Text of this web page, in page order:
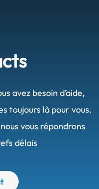
avez besoin d’aide,
toujours là pour vous.
vous répondrons
délais